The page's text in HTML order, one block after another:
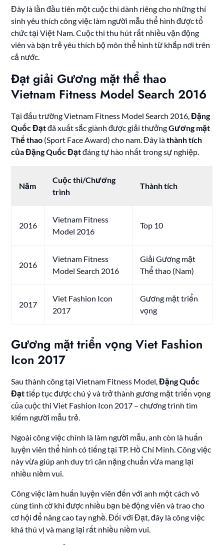
Đây là lần đầu tiên một cuộc thi dành riêng cho những thí
sinh yêu thích công việc làm người mẫu thể hình được tổ
chức tại Việt Nam. Cuộc thi thu hút rất nhiều vận động
viên và bạn trẻ yêu thích bộ môn thể hình từ khắp nơi trên
cả nước.
Đạt giải Gương mặt thể thao
Vietnam Fitness Model Search 2016
Tại đấu trường Vietnam Fitness Model Search 2016,Đặng
Quốc Đạtđã xuất sắc giành được giải thưởngGương mặt
Thể thao (Sport Face Award) cho nam. Đây làthành tích
của Đặng Quốc Đạtđáng tự hào nhất trong sự nghiệp.
Năm
Cuộc thi/Chương
trình
Thành tích
2016
Vietnam Fitness
Model 2016
Top 10
2016
Vietnam Fitness
Model Search 2016
Giải Gương mặt
Thể thao (Nam)
2017
Viet Fashion Icon
2017
Gương mặt triển
vọng
Gương mặt triển vọng Viet Fashion
Icon 2017
Sau thành công tại Vietnam Fitness Model,Đặng Quốc
Đạttiếp tục được chú ý và trở thành gương mặt triển vọng
của cuộc thi Viet Fashion Icon 2017 – chương trình tìm
kiếm người mẫu trẻ.
Ngoài công việc chính là làm người mẫu, anh còn là huấn
luyện viên thể hình có tiếng tại TP. Hồ Chí Minh. Công việc
này vừa giúp anh duy trì cân nặng chuẩn vừa mang lại
nhiều niềm vui.
Công việc làm huấn luyện viên đến với anh một cách vô
cùng tình cờ khi được nhiều bạn bè động viên và trao cho
cơ hội để nâng cao tay nghề. Đối với Đạt, đây là công việc
khá thú vị và mang lại rất nhiều niềm vui.